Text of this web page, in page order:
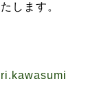
します。